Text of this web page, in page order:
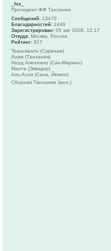
_fox_
Президент ФФ Танзании
Сообщений: 13470
Благодарностей: 2449
Зарегистрирован: 05 авг 2008, 12:17
Откуда: Москва, Россия
Рейтинг: 917
Трансвааль (Суринам)
Азам (Танзания)
Норд Апеннино (Сан-Марино)
Манта (Эквадор)
Аль-Ахли (Сана, Йемен)
Сборная Танзании (мол.)